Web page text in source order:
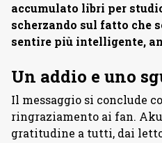
accumulato libri per
scherzando sul fatto che
sentire più intelligente,
Un addio e uno
Il messaggio si conclude
ringraziamento ai fan.
gratitudine a tutti, dai